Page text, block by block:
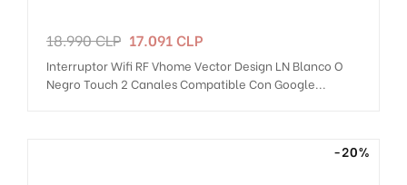
Precio
18.990 CLP Precio
17.091 CLP
Interruptor Wifi RF Vhome Vector Design LN Blanco O
Negro Touch 2 Canales Compatible Con Google...
-20%